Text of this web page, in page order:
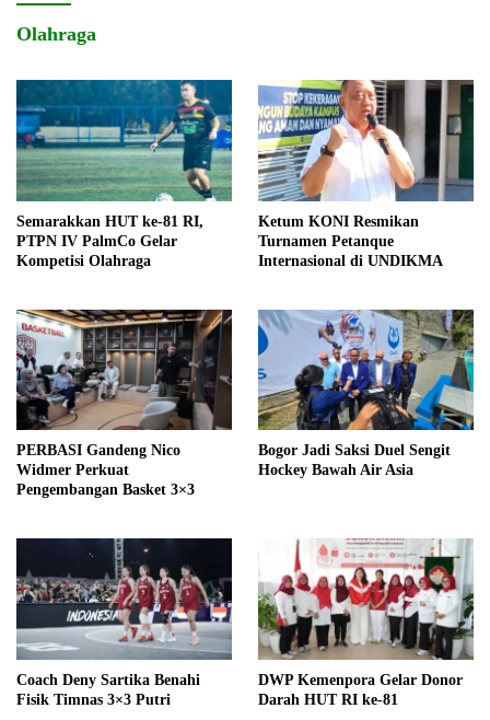
Olahraga
Semarakkan HUT ke-81 RI,
PTPN IV PalmCo Gelar
Kompetisi Olahraga
Ketum KONI Resmikan
Turnamen Petanque
Internasional di UNDIKMA
PERBASI Gandeng Nico
Widmer Perkuat
Pengembangan Basket 3×3
Bogor Jadi Saksi Duel Sengit
Hockey Bawah Air Asia
Coach Deny Sartika Benahi
Fisik Timnas 3×3 Putri
DWP Kemenpora Gelar Donor
Darah HUT RI ke-81